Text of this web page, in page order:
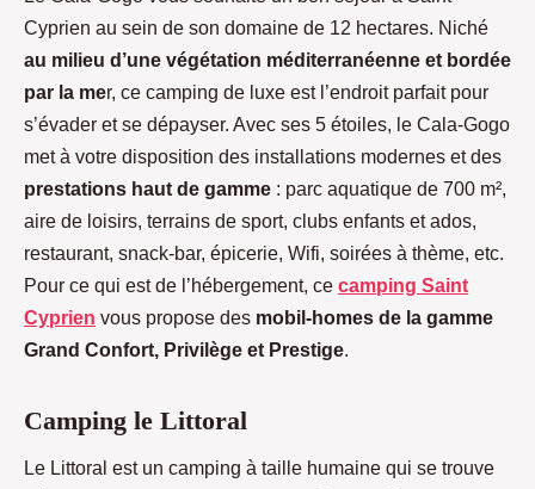
Cyprien au sein de son domaine de 12 hectares. Niché
au milieu d’une végétation méditerranéenne et bordée
par la mer, ce camping de luxe est l’endroit parfait pour
s’évader et se dépayser. Avec ses 5 étoiles, le Cala-Gogo
met à votre disposition des installations modernes et des
prestations haut de gamme : parc aquatique de 700 m²,
aire de loisirs, terrains de sport, clubs enfants et ados,
restaurant, snack-bar, épicerie, Wifi, soirées à thème, etc.
Pour ce qui est de l’hébergement, ce camping Saint
Cyprien vous propose des mobil-homes de la gamme
Grand Confort, Privilège et Prestige.
Camping le Littoral
Le Littoral est un camping à taille humaine qui se trouve